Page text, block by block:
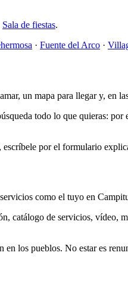
Sala de fiestas.
· Fuente del Arco ·
un mapa para llegar y, en
todo lo que quieras:
por el formulario
como el tuyo en
catálogo de servicios, vídeo,
los pueblos. No estar es